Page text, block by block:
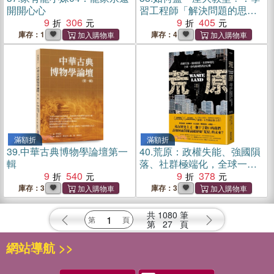
開開心心
9
306
庫存：1
習工程師「解決問題的思
維」！從重大歷史工程到日
常小物，一窺創新與發明背
後的故事
9 405
庫存：4
滿額折
39.中華古典博物學論壇第一
輯
9
540
庫存：3
滿額折
40.荒原：政權失能、強國隕
落、社群極端化，全球一命
的新國際政治危機
9 378
庫存：3
共 1080 筆
第 27 頁
網站導航 >>